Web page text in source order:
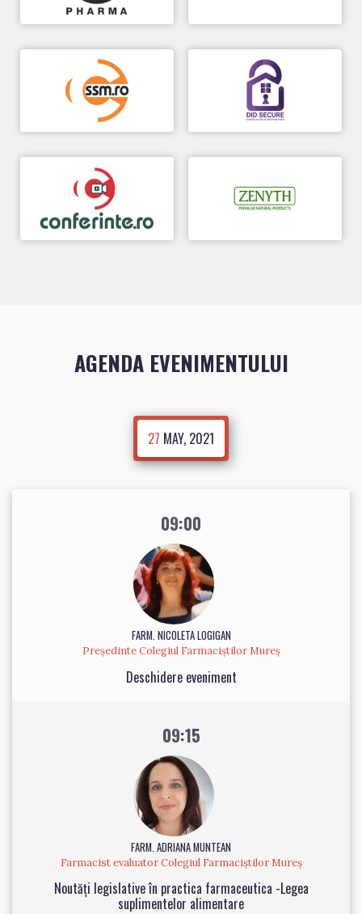
AGENDA EVENIMENTULUI
27 MAY, 2021
09:00
FARM. NICOLETA LOGIGAN
Președinte Colegiul Farmaciștilor Mureș
Deschidere eveniment
09:15
FARM. ADRIANA MUNTEAN
Farmacist evaluator Colegiul Farmaciștilor Mureș
Noutăți legislative în practica farmaceutica -Legea
suplimentelor alimentare